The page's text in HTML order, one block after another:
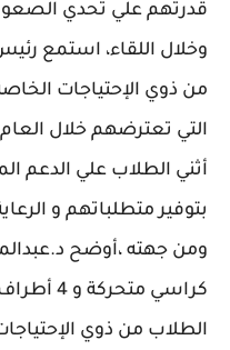
قدرتهم علي تحدي
وخلال اللقاء، استمع
من ذوي الإحتياجات
التي تعترضهم خلال
أثني الطلاب علي الدعم
بتوفير متطلباتهم و
كراسي
الطلاب من ذوي